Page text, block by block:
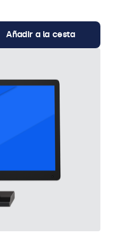
Añadir a la cesta